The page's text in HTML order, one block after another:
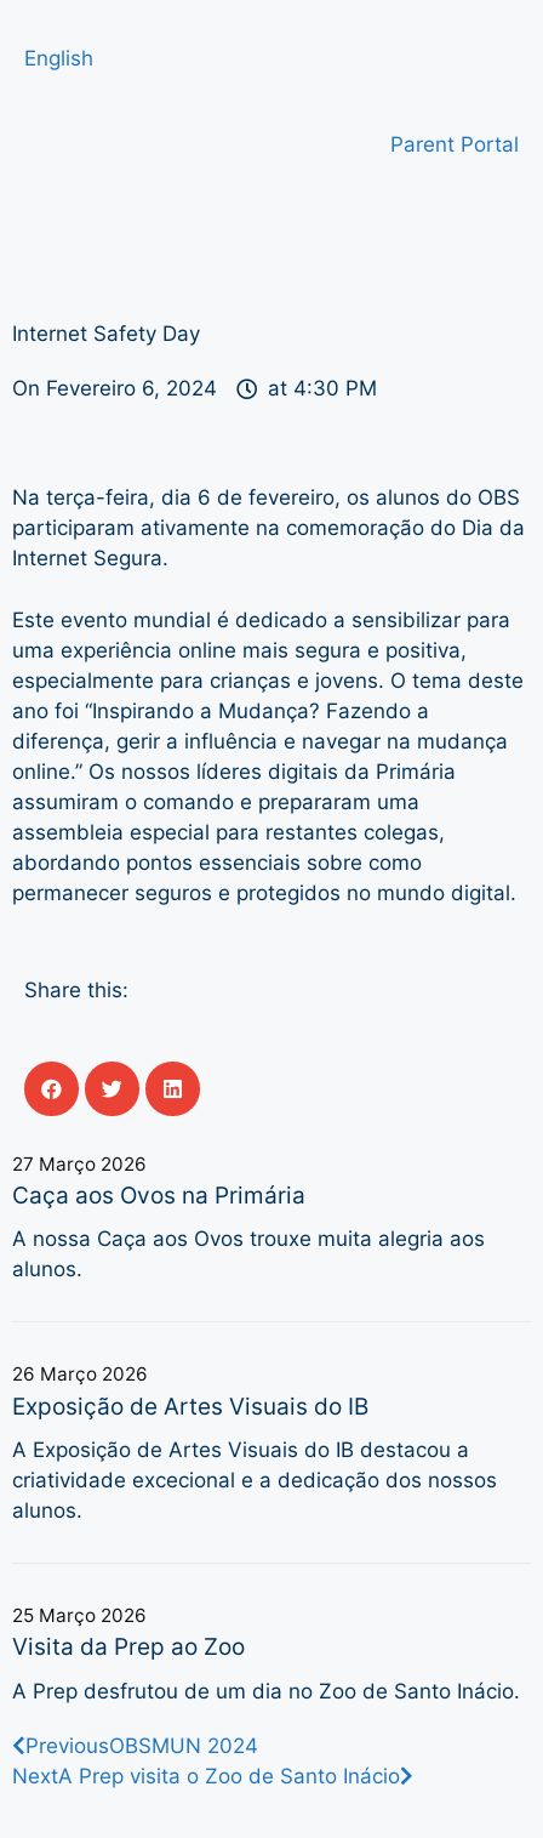
English
Parent Portal
Internet Safety Day
On Fevereiro 6, 2024 at 4:30 PM
Na terça-feira, dia 6 de fevereiro, os alunos do OBS
participaram ativamente na comemoração do Dia da
Internet Segura.
Este evento mundial é dedicado a sensibilizar para
uma experiência online mais segura e positiva,
especialmente para crianças e jovens. O tema deste
ano foi “Inspirando a Mudança? Fazendo a
diferença, gerir a influência e navegar na mudança
online.” Os nossos líderes digitais da Primária
assumiram o comando e prepararam uma
assembleia especial para restantes colegas,
abordando pontos essenciais sobre como
permanecer seguros e protegidos no mundo digital.
Share this:
27 Março 2026
Caça aos Ovos na Primária
A nossa Caça aos Ovos trouxe muita alegria aos
alunos.
26 Março 2026
Exposição de Artes Visuais do IB
A Exposição de Artes Visuais do IB destacou a
criatividade excecional e a dedicação dos nossos
alunos.
25 Março 2026
Visita da Prep ao Zoo
A Prep desfrutou de um dia no Zoo de Santo Inácio.
PreviousOBSMUN 2024
NextA Prep visita o Zoo de Santo Inácio